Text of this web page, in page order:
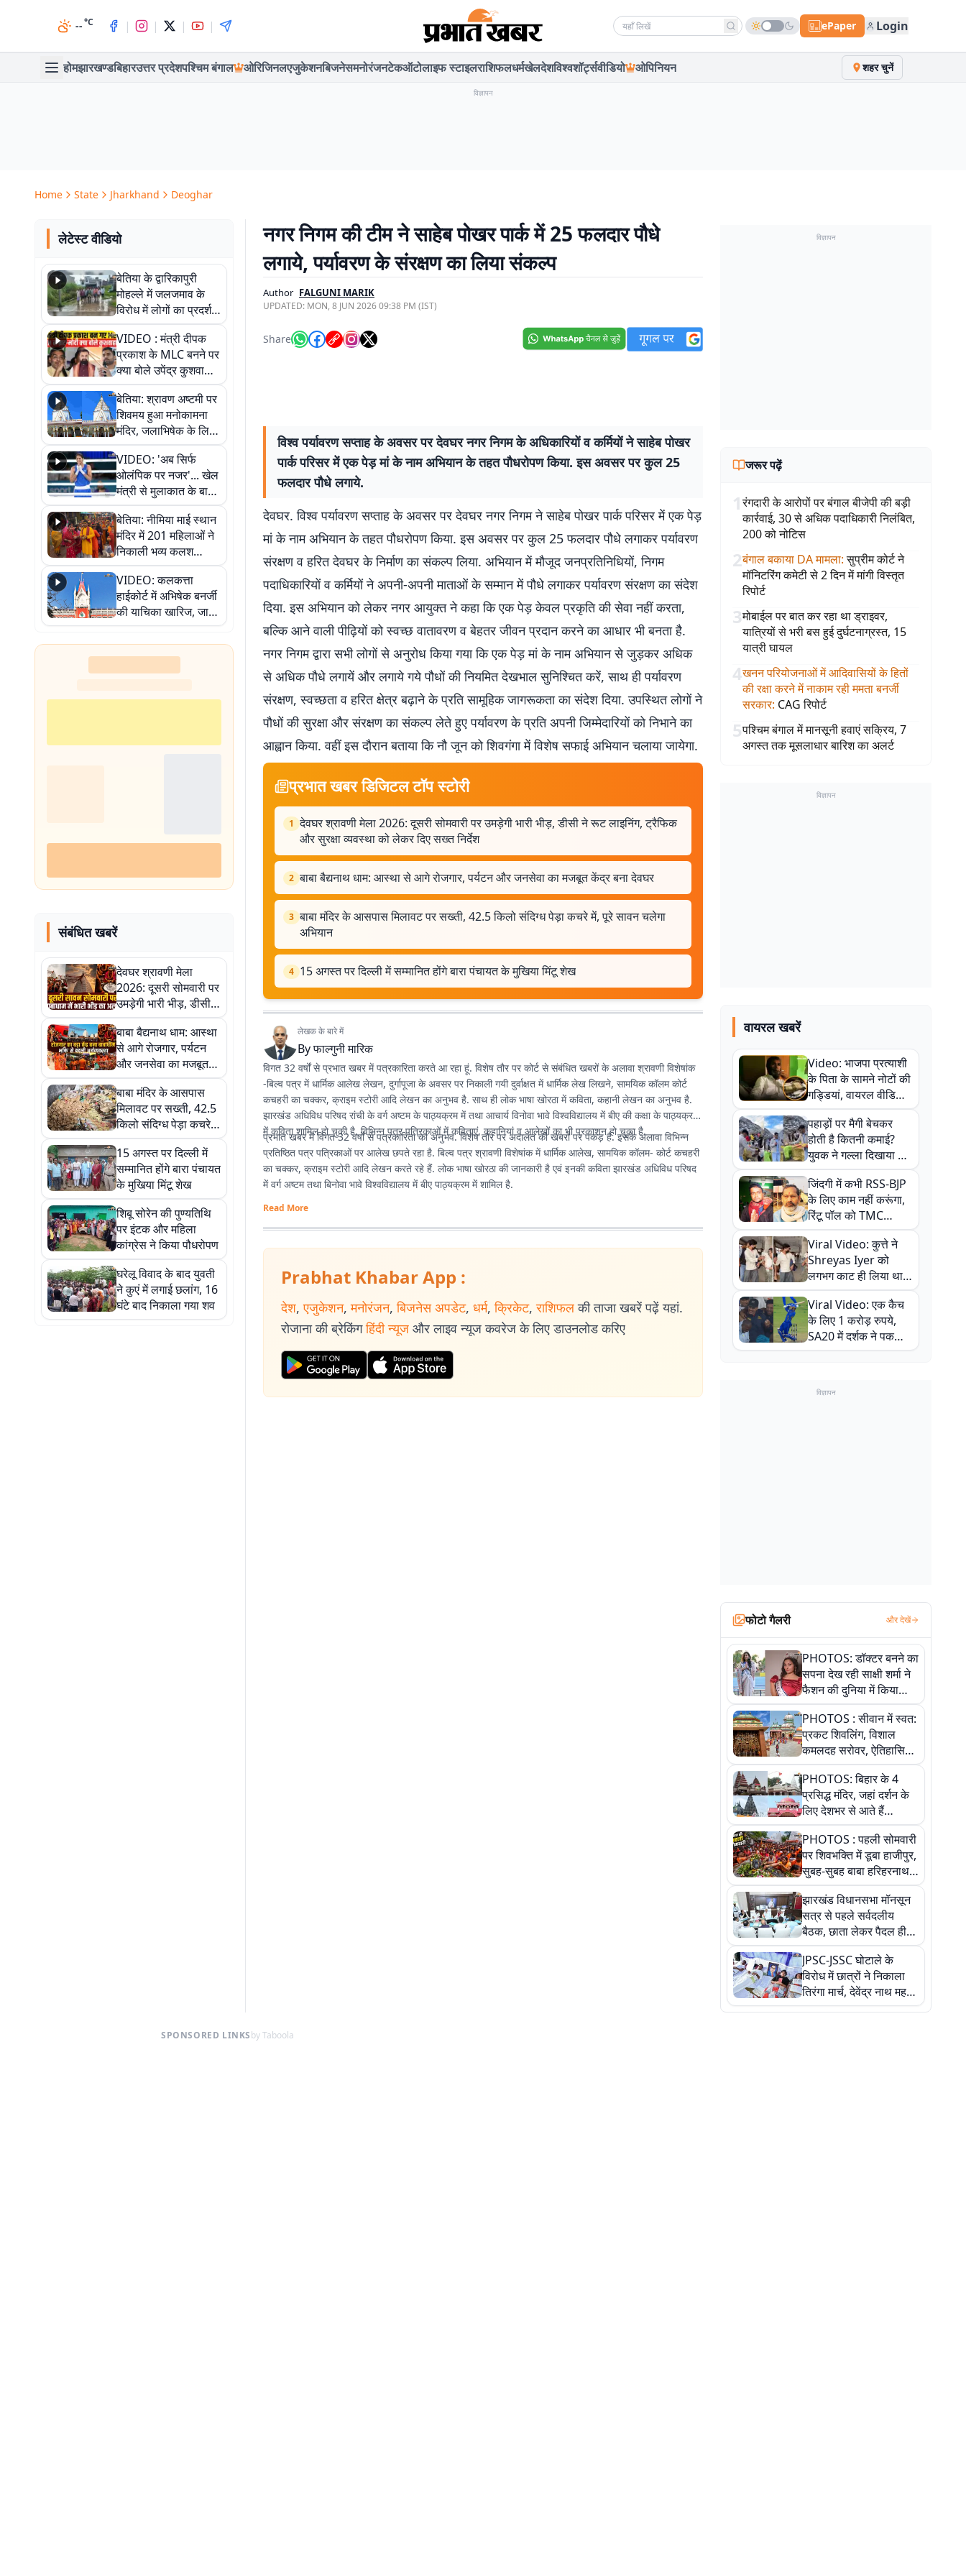
--°C | | | | Search news ePaper Login
होमझारखण्डबिहारउत्तर प्रदेशपश्चिम बंगाल ओरिजिनलएजुकेशनबिजनेसमनोरंजनटेकऑटोलाइफ स्टाइलराशिफलधर्मखेलदेशविश्वशॉर्ट्सवीडियो ओपिनियन शहर चुनें
विज्ञापन
Home State Jharkhand Deoghar
लेटेस्ट वीडियो
बेतिया के द्वारिकापुरी
मोहल्ले में जलजमाव के
विरोध में लोगों का प्रदर्शन,
स्थायी समाधान की मांग
VIDEO : मंत्री दीपक
प्रकाश के MLC बनने पर
क्या बोले उपेंद्र कुशवाहा,
सुनिए
बेतिया: श्रावण अष्टमी पर
शिवमय हुआ मनोकामना
मंदिर, जलाभिषेक के लिए
लगी लंबी कतारें
VIDEO: 'अब सिर्फ
ओलंपिक पर नजर'... खेल
मंत्री से मुलाकात के बाद
जैसमीन लंबोरिया का बड़ा
बयान
बेतिया: नीमिया माई स्थान
मंदिर में 201 महिलाओं ने
निकाली भव्य कलश
शोभायात्रा, शिवलिंग
प्राण-प्रतिष्ठा महोत्सव
शुरू
VIDEO: कलकत्ता
हाईकोर्ट में अभिषेक बनर्जी
की याचिका खारिज, जानें
क्या है पूरा मामला
संबंधित खबरें
देवघर श्रावणी मेला
2026: दूसरी सोमवारी पर
उमड़ेगी भारी भीड़, डीसी ने
रूट लाइनिंग, ट्रैफिक और
सुरक्षा व्यवस्था को लेकर
दिए सख्त निर्देश
बाबा बैद्यनाथ धाम: आस्था
से आगे रोजगार, पर्यटन
और जनसेवा का मजबूत
केंद्र बना देवघर
बाबा मंदिर के आसपास
मिलावट पर सख्ती, 42.5
किलो संदिग्ध पेड़ा कचरे
में, पूरे सावन चलेगा
अभियान
15 अगस्त पर दिल्ली में
सम्मानित होंगे बारा पंचायत
के मुखिया मिंटू शेख
शिबू सोरेन की पुण्यतिथि
पर इंटक और महिला
कांग्रेस ने किया पौधरोपण
घरेलू विवाद के बाद युवती
ने कुएं में लगाई छलांग, 16
घंटे बाद निकाला गया शव
नगर निगम की टीम ने साहेब पोखर पार्क में 25 फलदार पौधे
लगाये, पर्यावरण के संरक्षण का लिया संकल्प
Author FALGUNI MARIK
UPDATED: MON, 8 JUN 2026 09:38 PM (IST)
Share
विश्व पर्यावरण सप्ताह के अवसर पर देवघर नगर निगम के अधिकारियों व कर्मियों ने साहेब पोखर
पार्क परिसर में एक पेड़ मां के नाम अभियान के तहत पौधरोपण किया. इस अवसर पर कुल 25
फलदार पौधे लगाये.
देवघर. विश्व पर्यावरण सप्ताह के अवसर पर देवघर नगर निगम ने साहेब पोखर पार्क परिसर में एक पेड़
मां के नाम अभियान के तहत पौधरोपण किया. इस अवसर पर कुल 25 फलदार पौधे लगाकर पर्यावरण
संरक्षण व हरित देवघर के निर्माण का संकल्प लिया. अभियान में मौजूद जनप्रतिनिधियों, निगम
पदाधिकारियों व कर्मियों ने अपनी-अपनी माताओं के सम्मान में पौधे लगाकर पर्यावरण संरक्षण का संदेश
दिया. इस अभियान को लेकर नगर आयुक्त ने कहा कि एक पेड़ केवल प्रकृति की सेवा नहीं करता,
बल्कि आने वाली पीढ़ियों को स्वच्छ वातावरण व बेहतर जीवन प्रदान करने का आधार भी बनता है.
नगर निगम द्वारा सभी लोगों से अनुरोध किया गया कि एक पेड़ मां के नाम अभियान से जुड़कर अधिक
से अधिक पौधे लगायें और लगाये गये पौधों की नियमित देखभाल सुनिश्चित करें, साथ ही पर्यावरण
संरक्षण, स्वच्छता व हरित क्षेत्र बढ़ाने के प्रति सामूहिक जागरूकता का संदेश दिया. उपस्थित लोगों ने
पौधों की सुरक्षा और संरक्षण का संकल्प लेते हुए पर्यावरण के प्रति अपनी जिम्मेदारियों को निभाने का
आह्वान किया. वहीं इस दौरान बताया कि नौ जून को शिवगंगा में विशेष सफाई अभियान चलाया जायेगा.
प्रभात खबर डिजिटल टॉप स्टोरी
1 देवघर श्रावणी मेला 2026: दूसरी सोमवारी पर उमड़ेगी भारी भीड़, डीसी ने रूट लाइनिंग, ट्रैफिक
और सुरक्षा व्यवस्था को लेकर दिए सख्त निर्देश
2 बाबा बैद्यनाथ धाम: आस्था से आगे रोजगार, पर्यटन और जनसेवा का मजबूत केंद्र बना देवघर
3 बाबा मंदिर के आसपास मिलावट पर सख्ती, 42.5 किलो संदिग्ध पेड़ा कचरे में, पूरे सावन चलेगा
अभियान
4 15 अगस्त पर दिल्ली में सम्मानित होंगे बारा पंचायत के मुखिया मिंटू शेख
लेखक के बारे में
Byफाल्गुनी मारिक
विगत 32 वर्षों से प्रभात खबर में पत्रकारिता करते आ रहा हूं. विशेष तौर पर कोर्ट से संबंधित खबरों के अलावा श्रावणी विशेषांक
-बिल्व पत्र में धार्मिक आलेख लेखन, दुर्गापूजा के अवसर पर निकाली गयी दुर्वाक्षत में धार्मिक लेख लिखने, सामयिक कॉलम कोर्ट
कचहरी का चक्कर, क्राइम स्टोरी आदि लेखन का अनुभव है. साथ ही लोक भाषा खोरठा में कविता, कहानी लेखन का अनुभव है.
झारखंड अधिविध परिषद रांची के वर्ग अष्टम के पाठ्यक्रम में तथा आचार्य विनोवा भावे विश्वविद्यालय में बीए की कक्षा के पाठ्यक्रम
में कविता शामिल हो चुकी है. विभिन्न पत्र पत्रिकाओं में कविताएं, कहानियां व आलेखों का भी प्रकाशन हो चुका है.
प्रभात खबर में विगत 32 वर्षों से पत्रकारिता का अनुभव. विशेष तौर पर अदालत की खबरों पर पकड़ है. इसके अलावा विभिन्न
प्रतिष्ठित पत्र पत्रिकाओं पर आलेख छपते रहा है. बिल्व पत्र श्रावणी विशेषांक में धार्मिक आलेख, सामयिक कॉलम- कोर्ट कचहरी
का चक्कर, क्राइम स्टोरी आदि लेखन करते रहे हैं. लोक भाषा खोरठा की जानकारी है एवं इनकी कविता झारखंड अधिविध परिषद
में वर्ग अष्टम तथा बिनोवा भावे विश्वविद्यालय में बीए पाठ्यक्रम में शामिल है.
Read More
Prabhat Khabar App :
देश, एजुकेशन, मनोरंजन, बिजनेस अपडेट, धर्म, क्रिकेट, राशिफल की ताजा खबरें पढ़ें यहां.
रोजाना की ब्रेकिंग हिंदी न्यूज और लाइव न्यूज कवरेज के लिए डाउनलोड करिए
विज्ञापन
जरूर पढ़ें
1रंगदारी के आरोपों पर बंगाल बीजेपी की बड़ी
कार्रवाई, 30 से अधिक पदाधिकारी निलंबित,
200 को नोटिस
2बंगाल बकाया DA मामला: सुप्रीम कोर्ट ने
मॉनिटरिंग कमेटी से 2 दिन में मांगी विस्तृत
रिपोर्ट
3मोबाईल पर बात कर रहा था ड्राइवर,
यात्रियों से भरी बस हुई दुर्घटनाग्रस्त, 15
यात्री घायल
4खनन परियोजनाओं में आदिवासियों के हितों
की रक्षा करने में नाकाम रही ममता बनर्जी
सरकार: CAG रिपोर्ट
5पश्चिम बंगाल में मानसूनी हवाएं सक्रिय, 7
अगस्त तक मूसलाधार बारिश का अलर्ट
विज्ञापन
वायरल खबरें
Video: भाजपा प्रत्याशी
के पिता के सामने नोटों की
गड्डियां, वायरल वीडियो
से राजनीति में उबाल,
अजित महतो बोले- TMC
की गंदी चाल
पहाड़ों पर मैगी बेचकर
होती है कितनी कमाई?
युवक ने गल्ला दिखाया तो
नौकरी वालों के खड़े हो गए
कान
जिंदगी में कभी RSS-BJP
के लिए काम नहीं करूंगा,
रिंटू पॉल को TMC
ऑफिस में ले जाकर पीटा,
Video वायरल
Viral Video: कुत्ते ने
Shreyas Iyer को
लगभग काट ही लिया था,
न्यूजीलैंड सीरीज से पहले
बाल-बाल बचे
Viral Video: एक कैच
के लिए 1 करोड़ रुपये,
SA20 में दर्शक ने पकड़ा
एक हाथ से गजब का कैच
विज्ञापन
फोटो गैलरी और देखें
PHOTOS: डॉक्टर बनने का
सपना देख रही साक्षी शर्मा ने
फैशन की दुनिया में किया
कमाल,जानिए बेगूसराय की
बेटी ने कैसे दी अपने सपनों
को उड़ान
PHOTOS : सीवान में स्वत:
प्रकट शिवलिंग, विशाल
कमलदह सरोवर, ऐतिहासिक
महेंद्रनाथ मंदिर और घंटाघर
की कहानी, तस्वीरों में देखिए
PHOTOS: बिहार के 4
प्रसिद्ध मंदिर, जहां दर्शन के
लिए देशभर से आते हैं
श्रद्धालु, जानिए इनकी
खासियत
PHOTOS : पहली सोमवारी
पर शिवभक्ति में डूबा हाजीपुर,
सुबह-सुबह बाबा हरिहरनाथ
मंदिर पहुंचे तेजस्वी, 10
तस्वीरों में देखें नजारा
झारखंड विधानसभा मॉनसून
सत्र से पहले सर्वदलीय
बैठक, छाता लेकर पैदल ही
सत्ता पक्ष की मीटिंग में पहुंचे
सीएम, देखें तस्वीरें
JPSC-JSSC घोटाले के
विरोध में छात्रों ने निकाला
तिरंगा मार्च, देवेंद्र नाथ महतो
ने किया जल ग्रहण, देखें
SPONSORED LINKSby Taboola